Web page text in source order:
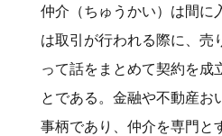
仲介（ちゅうかい）は間に
は取引が行われる際に、売
って話をまとめて契約を成
とである。金融や不動産お
事柄であり、仲介を専門と